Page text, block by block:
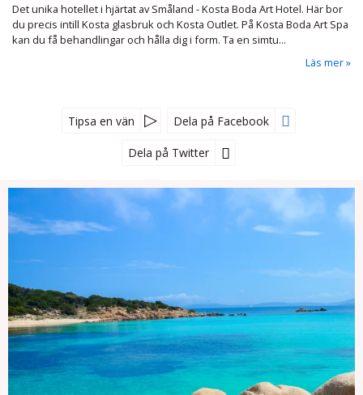
Det unika hotellet i hjärtat av Småland - Kosta Boda Art Hotel. Här bor
du precis intill Kosta glasbruk och Kosta Outlet. På Kosta Boda Art Spa
kan du få behandlingar och hålla dig i form. Ta en simtu...
Läs mer
Tipsa en vän Dela på Facebook
Dela på Twitter